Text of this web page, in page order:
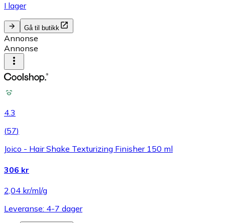
I lager
Gå til butikk
Annonse
Annonse
4.3
(57)
Joico - Hair Shake Texturizing Finisher 150 ml
306 kr
2,04 kr/ml/g
Leveranse: 4-7 dager